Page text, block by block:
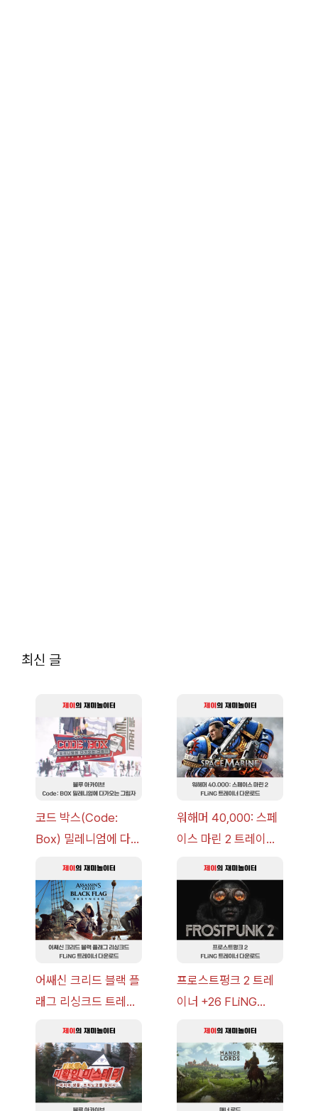
최신 글
코드 박스(Code:
Box) 밀레니엄에 다가
략 [복각] | 블루 아카
이브
워해머 40,000: 스페
이스 마린 2 트레이너
v14.0+] 다운로드
어쌔신 크리드 블랙 플
래그 리싱크드 트레이
v1.0+] 다운로드
프로스트펑크 2 트레
이너 +26 FLiNG
드